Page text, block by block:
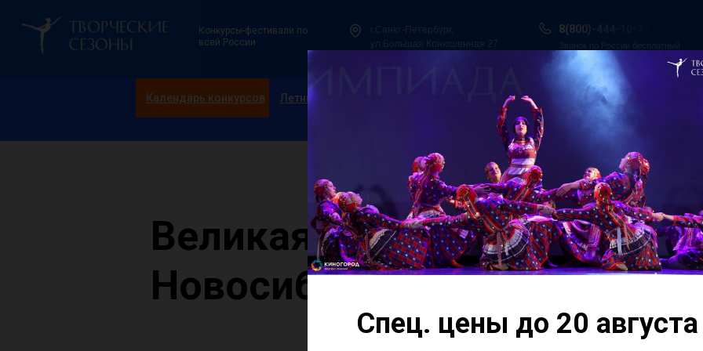
Конкурсы-фестивали по
всей России
Звонок по России бесплатный
г.Санкт-Петербург,
ул.Большая Конюшенная 27
8(800)-444-10-21
Календарь конкурсов
Итоги конкурсов
Всероссийская танцевальная Олимпиада
Летние смены в Сочи
Великая Россия.
Новосибирск
07 марта
себя Всероссийский
патриотического
Сцена фестиваля
направления танца
приехали со всех
Спец. цены до 20 августа